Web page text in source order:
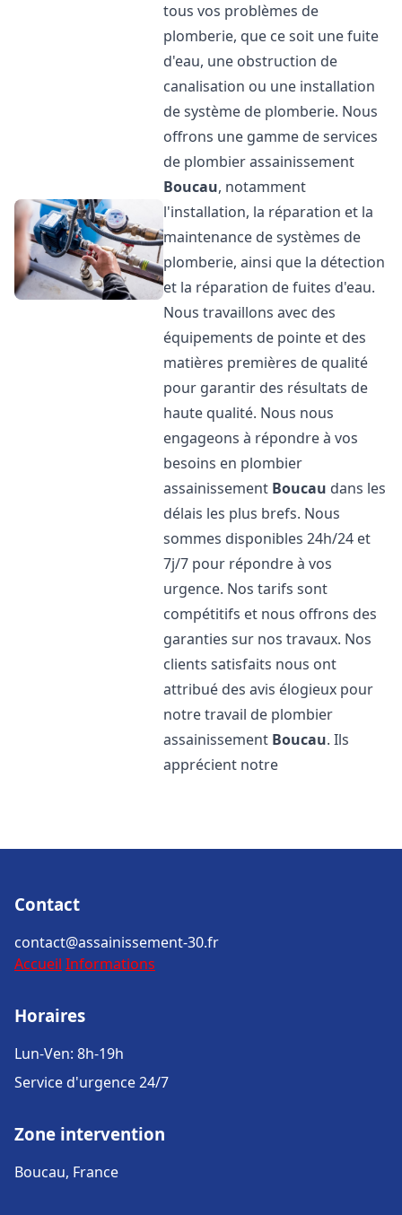
tous vos problèmes de
plomberie, que ce soit une fuite
d'eau, une obstruction de
canalisation ou une installation
de système de plomberie. Nous
offrons une gamme de services
de plombier assainissement
Boucau, notamment
l'installation, la réparation et la
maintenance de systèmes de
plomberie, ainsi que la détection
et la réparation de fuites d'eau.
Nous travaillons avec des
équipements de pointe et des
matières premières de qualité
pour garantir des résultats de
haute qualité. Nous nous
engageons à répondre à vos
besoins en plombier
assainissement Boucau dans les
délais les plus brefs. Nous
sommes disponibles 24h/24 et
7j/7 pour répondre à vos
urgence. Nos tarifs sont
compétitifs et nous offrons des
garanties sur nos travaux. Nos
clients satisfaits nous ont
attribué des avis élogieux pour
notre travail de plombier
assainissement Boucau. Ils
apprécient notre
Contact
contact@assainissement-30.fr
Accueil Informations
Horaires
Lun-Ven: 8h-19h
Service d'urgence 24/7
Zone intervention
Boucau, France